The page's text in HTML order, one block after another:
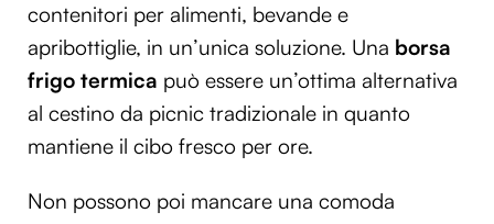
contenitori per alimenti, bevande e
apribottiglie, in un’unica soluzione. Una borsa
frigo termica può essere un’ottima alternativa
al cestino da picnic tradizionale in quanto
mantiene il cibo fresco per ore.
Non possono poi mancare una comoda